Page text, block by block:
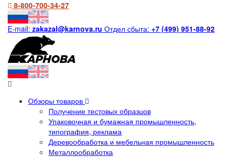
8-800-700-34-27
E-mail: zakazal@karnova.ru Отдел сбыта: +7 (499) 951-88-92
Обзоры товаров
Получение тестовых образцов
Упаковочная и бумажная промышленность,
типография, реклама
Деревообработка и мебельная промышленность
Металлообработка